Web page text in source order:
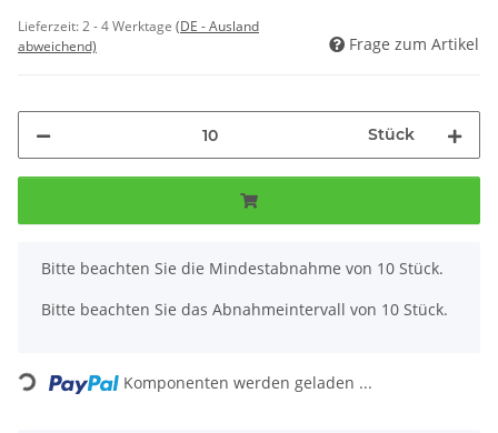
Lieferzeit:2 - 4 Werktage (DE - Ausland
abweichend)
Frage zum Artikel
Stück
x
Bitte beachten Sie die Mindestabnahme von 10 Stück.
Bitte beachten Sie das Abnahmeintervall von 10 Stück.
Loading... Komponenten werden geladen ...